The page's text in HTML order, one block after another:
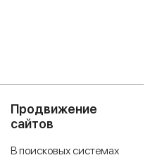
Продвижение
сайтов
В поисковых системах